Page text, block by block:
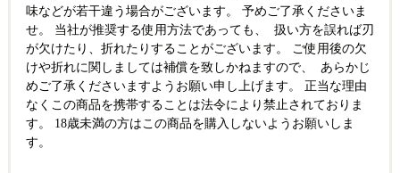
味などが若干違う場合がございます。 予めご了承くださいま
せ。 当社が推奨する使用方法であっても、 扱い方を誤れば刃
が欠けたり、折れたりすることがございます。 ご使用後の欠
けや折れに関しましては補償を致しかねますので、 あらかじ
めご了承くださいますようお願い申し上げます。 正当な理由
なくこの商品を携帯することは法令により禁止されておりま
す。 18歳未満の方はこの商品を購入しないようお願いしま
す。